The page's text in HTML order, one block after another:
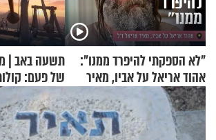
"לא הספקתי להיפרד ממנו":
אהוד אריאל על אביו, מאיר
אריאל ז"ל
תשעה באב |
של פעם:
הזיתים